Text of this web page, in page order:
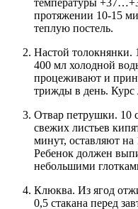
протяжении 10-15
теплую постель.
Настой толокнянки.
400 мл холодной
процеживают и
трижды в день. Курс
Отвар петрушки. 10
свежих листьев
минут, оставляют на
Ребенок должен
небольшими
Клюква. Из ягод
0,5 стакана перед